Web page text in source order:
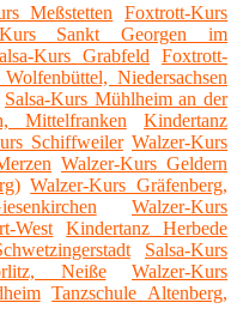
Meßstetten
Foxtrott-Kurs
Kurs Sankt Georgen im
Kurs Grabfeld
Foxtrott-
Niedersachsen
Salsa-Kurs Mühlheim an der
Mittelfranken
Kindertanz
Schiffweiler Walzer-Kurs
Walzer-Kurs Geldern
Walzer-Kurs Gräfenberg,
Walzer-Kurs
West
Kindertanz Herbede
Salsa-Kurs
Neiße
Walzer-Kurs
Tanzschule Altenberg,